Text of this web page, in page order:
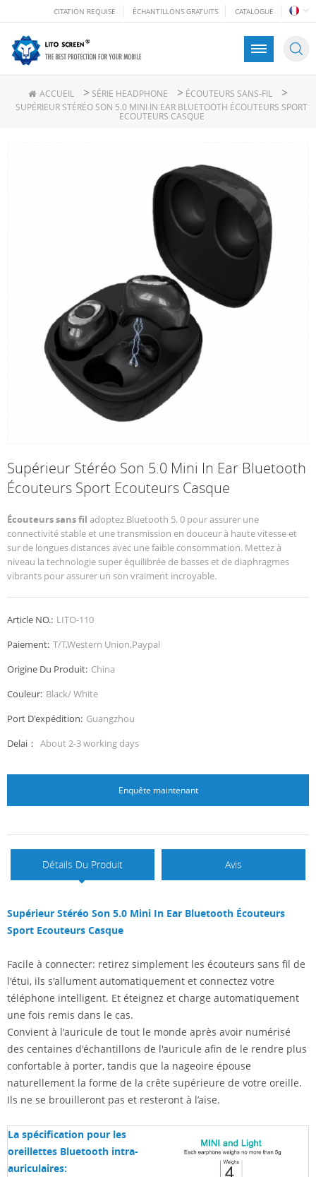
CITATION REQUISE ÉCHANTILLONS GRATUITS CATALOGUE
ACCUEIL > SÉRIE HEADPHONE > ÉCOUTEURS SANS-FIL >
SUPÉRIEUR STÉRÉO SON 5.0 MINI IN EAR BLUETOOTH ÉCOUTEURS SPORT
ECOUTEURS CASQUE
Supérieur Stéréo Son 5.0 Mini In Ear Bluetooth
Écouteurs Sport Ecouteurs Casque
Écouteurs sans fil adoptez Bluetooth 5. 0 pour assurer une
connectivité stable et une transmission en douceur à haute vitesse et
sur de longues distances avec une faible consommation. Mettez à
niveau la technologie super équilibrée de basses et de diaphragmes
vibrants pour assurer un son vraiment incroyable.
Article NO.: LITO-110
Paiement: T/T,Western Union,Paypal
Origine Du Produit: China
Couleur: Black/ White
Port D'expédition: Guangzhou
Delai： About 2-3 working days
Enquête maintenant
Détails Du Produit Avis
Supérieur Stéréo Son 5.0 Mini In Ear Bluetooth Écouteurs
Sport Ecouteurs Casque
Facile à connecter: retirez simplement les écouteurs sans fil de
l'étui, ils s'allument automatiquement et connectez votre
téléphone intelligent. Et éteignez et charge automatiquement
une fois remis dans le cas.
Convient à l'auricule de tout le monde après avoir numérisé
des centaines d'échantillons de l'auricule afin de le rendre plus
confortable à porter, tandis que la nageoire épouse
naturellement la forme de la crête supérieure de votre oreille.
Ils ne se brouilleront pas et resteront à l’aise.
La spécification pour les
oreillettes Bluetooth intra-
auriculaires: